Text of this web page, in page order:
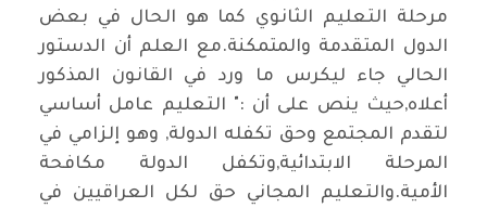
مرحلة التعليم الثانوي كما هو الحال في بعض
الدول المتقدمة والمتمكنة.مع العلم أن الدستور
الحالي جاء ليكرس ما ورد في القانون المذكور
أعلاه,حيث ينص على أن :" التعليم عامل أساسي
لتقدم المجتمع وحق تكفله الدولة, وهو إلزامي في
المرحلة الابتدائية,وتكفل الدولة مكافحة
الأمية.والتعليم المجاني حق لكل العراقيين في